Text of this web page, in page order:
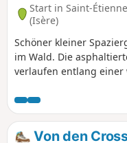
Start in Saint-
(Isère)
Schöner kleiner
im Wald. Die
verlaufen entlang
Garde ist sehr schön.
Von den